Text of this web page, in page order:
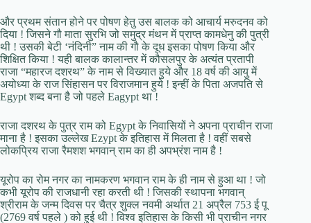
और प्रथम संतान होने पर पोषण हेतु उस बालक को आचार्य मरुदनव को
दिया ! जिसने गौ माता सुरभि जो समुद्र मंथन में प्राप्त कामधेनु की पुत्री
थी ! उसकी बेटी ‘नंदिनी” नाम की गौ के दूध इसका पोषण किया और
शिक्षित किया ! यही बालक कालान्तर में कौसलपुर के अत्यंत प्रतापी
राजा “महारज दशरथ” के नाम से विख्यात हुये और 18 वर्ष की आयु में
अयोध्या के राज सिंहासन पर विराजमान हुये ! इन्हीं के पिता अजपति से
Egypt शब्द बना है जो पहले Eagypt था !
राजा दशरथ के पुत्र राम को Egypt के निवासियों ने अपना प्राचीन राजा
माना है ! इसका उल्लेख Ezypt के इतिहास में मिलता है ! वहीं सबसे
लोकप्रिय राजा रैमशश भगवान् राम का ही अपभ्रंश नाम है !
यूरोप का रोम नगर का नामकरण भगवान राम के ही नाम से हुआ था ! जो
कभी यूरोप की राजधानी रहा करती थी ! जिसकी स्थापना भगवान्
श्रीराम के जन्म दिवस पर चैत्र शुक्ल नवमी अर्थात 21 अप्रैल 753 ई पू
(2769 वर्ष पहले ) को हुई थी ! विश्व इतिहास के किसी भी प्राचीन नगर